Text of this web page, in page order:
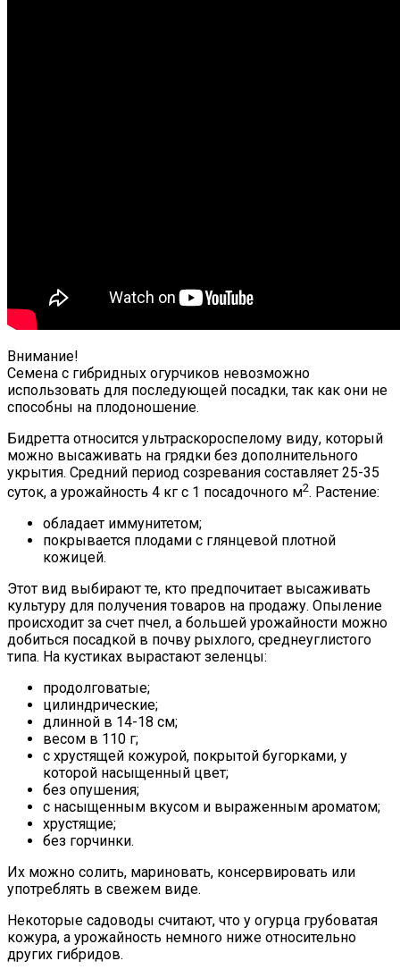
Внимание!
Семена с гибридных огурчиков невозможно
использовать для последующей посадки, так как они не
способны на плодоношение.
Бидретта относится ультраскороспелому виду, который
можно высаживать на грядки без дополнительного
укрытия. Средний период созревания составляет 25-35
суток, а урожайность 4 кг с 1 посадочного м2. Растение:
обладает иммунитетом;
покрывается плодами с глянцевой плотной
кожицей.
Этот вид выбирают те, кто предпочитает высаживать
культуру для получения товаров на продажу. Опыление
происходит за счет пчел, а большей урожайности можно
добиться посадкой в почву рыхлого, среднеуглистого
типа. На кустиках вырастают зеленцы:
продолговатые;
цилиндрические;
длинной в 14-18 см;
весом в 110 г;
с хрустящей кожурой, покрытой бугорками, у
которой насыщенный цвет;
без опушения;
с насыщенным вкусом и выраженным ароматом;
хрустящие;
без горчинки.
Их можно солить, мариновать, консервировать или
употреблять в свежем виде.
Некоторые садоводы считают, что у огурца грубоватая
кожура, а урожайность немного ниже относительно
других гибридов.